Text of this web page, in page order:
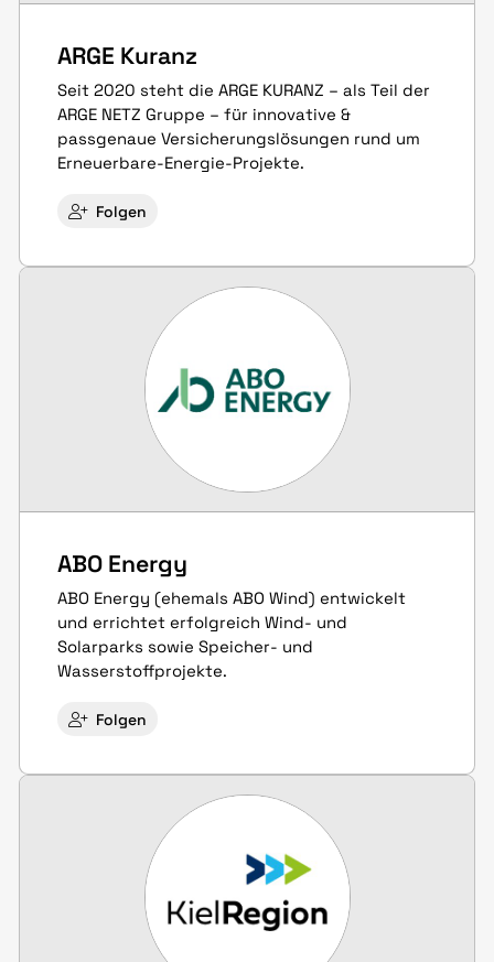
ARGE Kuranz
Seit 2020 steht die ARGE KURANZ – als Teil der
ARGE NETZ Gruppe – für innovative &
passgenaue Versicherungslösungen rund um
Erneuerbare-Energie-Projekte.
Folgen
ABO Energy
ABO Energy (ehemals ABO Wind) entwickelt
und errichtet erfolgreich Wind- und
Solarparks sowie Speicher- und
Wasserstoffprojekte.
Folgen